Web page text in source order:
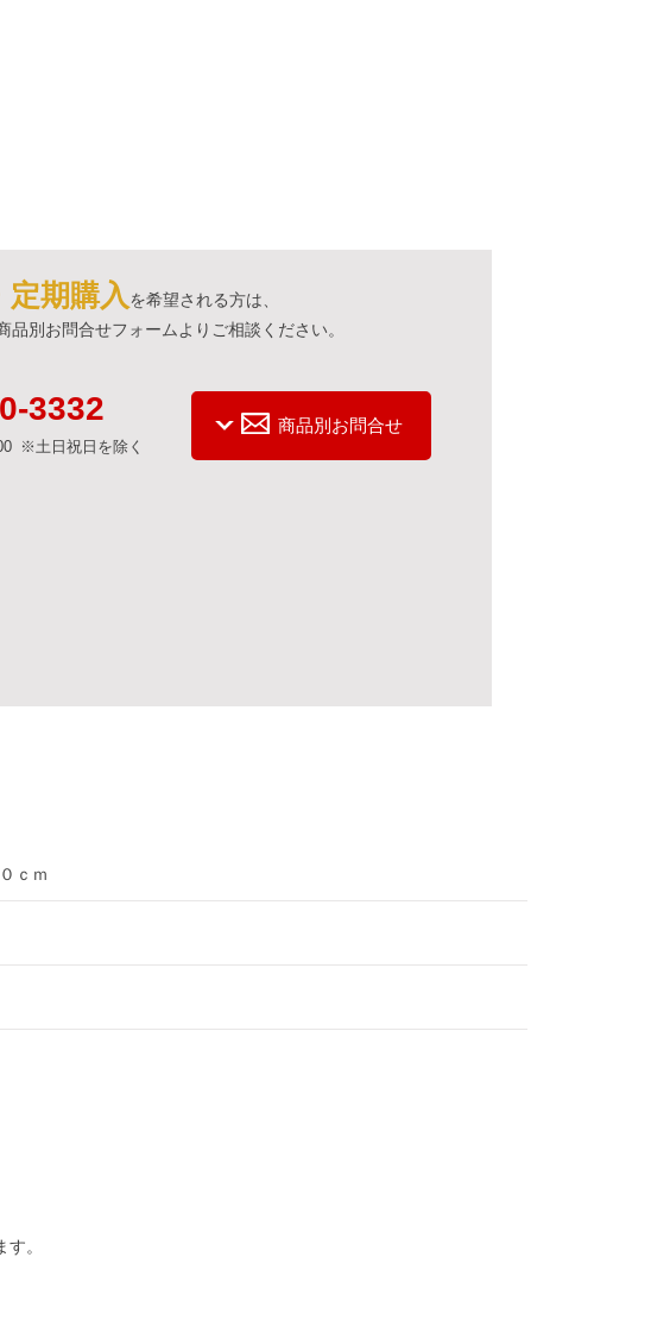
定期購入 を希望される方は、
品別お問合せフォームよりご相談ください。
3332
※土日祝日を除く
商品別お問合せ
ｃｍ
。